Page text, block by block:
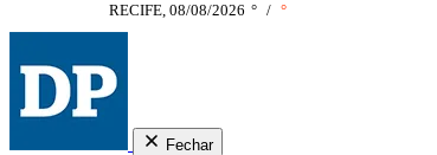
RECIFE, 08/08/2026 ° / °
Fechar